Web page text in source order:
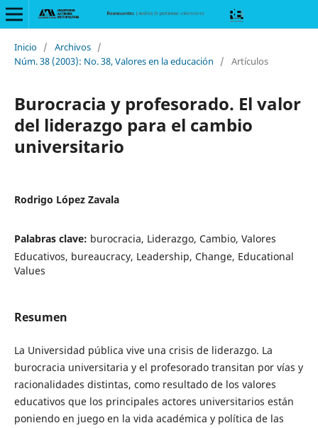
Inicio / Archivos /
Núm. 38 (2003): No. 38, Valores en la educación
/ Artículos
Burocracia y profesorado. El valor
del liderazgo para el cambio
universitario
Rodrigo López Zavala
Palabras clave: burocracia, Liderazgo, Cambio, Valores
Educativos, bureaucracy, Leadership, Change, Educational
Values
Resumen
La Universidad pública vive una crisis de liderazgo. La
burocracia universitaria y el profesorado transitan por vías y
racionalidades distintas, como resultado de los valores
educativos que los principales actores universitarios están
poniendo en juego en la vida académica y política de las